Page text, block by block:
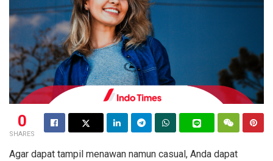
0
SHARES
Agar dapat tampil menawan namun casual, Anda dapat